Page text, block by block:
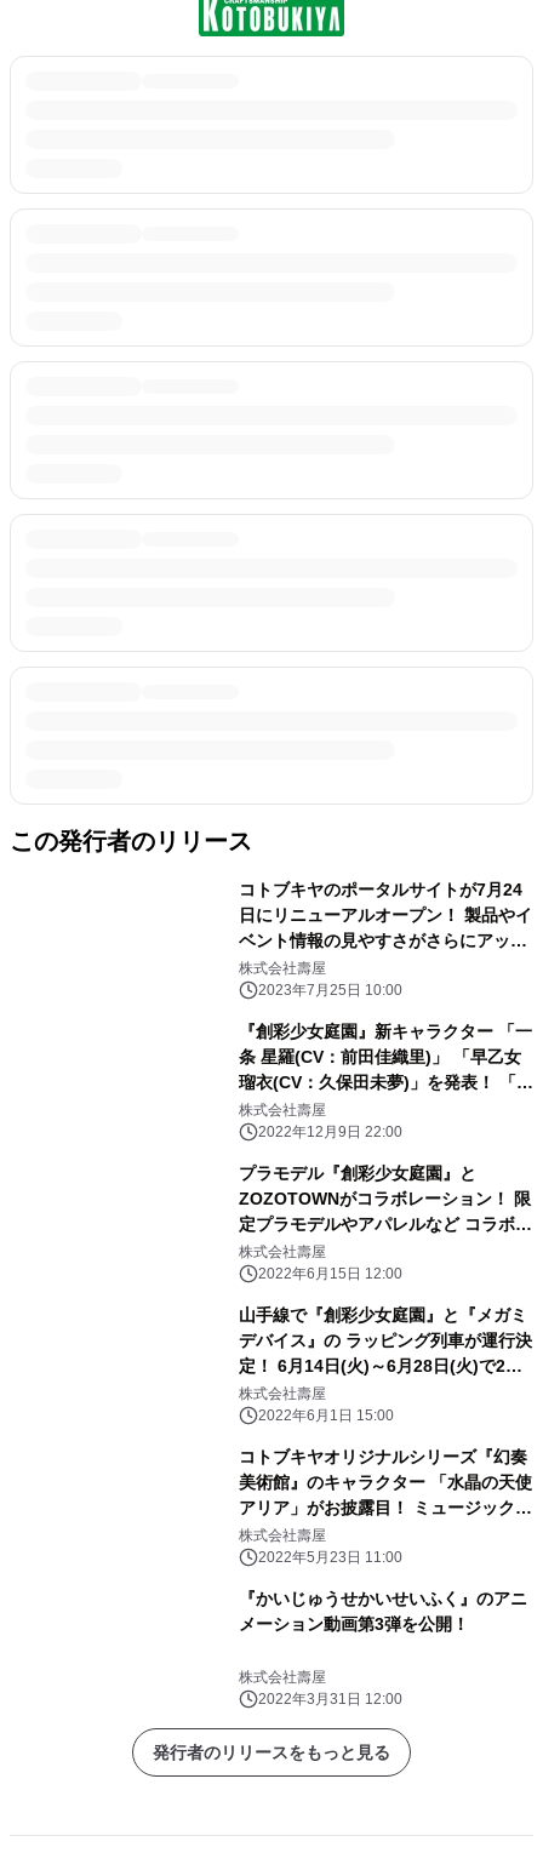
この発行者のリリース
コトブキヤのポータルサイトが7月24
日にリニューアルオープン！ 製品やイ
ベント情報の見やすさがさらにアッ
プ！
株式会社壽屋
2023年7月25日 10:00
『創彩少女庭園』新キャラクター 「一
条 星羅(CV：前田佳織里)」 「早乙女
瑠衣(CV：久保田未夢)」を発表！ 「小
石川 エマ」のプラモデル化も決定！
株式会社壽屋
2022年12月9日 22:00
プラモデル『創彩少女庭園』と
ZOZOTOWNがコラボレーション！ 限
定プラモデルやアパレルなど コラボア
イテムを6月17日より販売開始
株式会社壽屋
2022年6月15日 12:00
山手線で『創彩少女庭園』と『メガミ
デバイス』の ラッピング列車が運行決
定！ 6月14日(火)～6月28日(火)で2編
成が オリジナルラッピングで走行予
定！
株式会社壽屋
2022年6月1日 15:00
コトブキヤオリジナルシリーズ『幻奏
美術館』のキャラクター 「水晶の天使
アリア」がお披露目！ ミュージックビ
デオやキャラクターボイスが公開され
るなど 最新情報が盛りだくさん！
株式会社壽屋
2022年5月23日 11:00
『かいじゅうせかいせいふく』のアニ
メーション動画第3弾を公開！
株式会社壽屋
2022年3月31日 12:00
発行者のリリースをもっと見る